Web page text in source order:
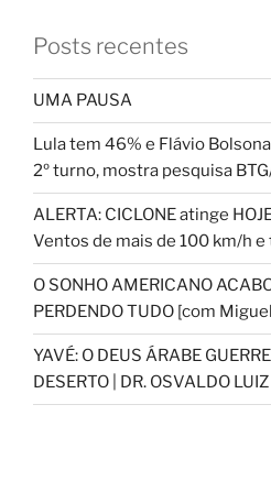
Posts recentes
UMA PAUSA
Lula tem 46% e Flávio
2º turno, mostra pesquisa
ALERTA: CICLONE atinge
Ventos de mais de 100 km/h
O SONHO AMERICANO
PERDENDO TUDO [com
YAVÉ: O DEUS ÁRABE
DESERTO | DR. OSVALDO